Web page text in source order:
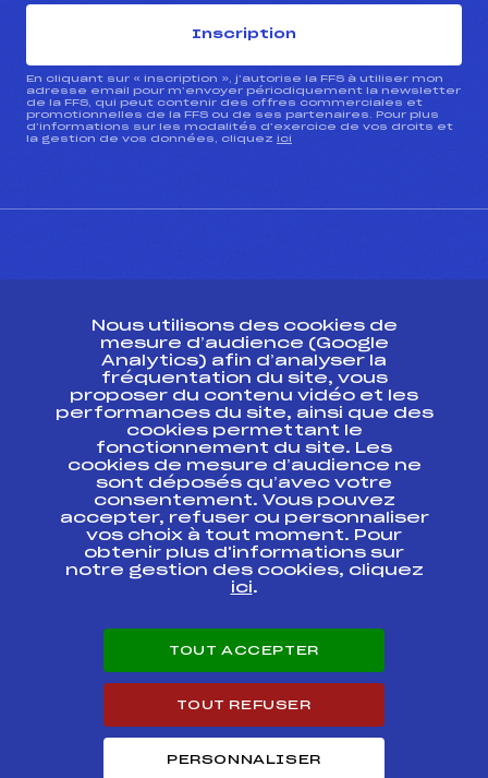
Inscription
En cliquant sur « inscription », j’autorise la FFS à utiliser mon
adresse email pour m’envoyer périodiquement la newsletter
de la FFS, qui peut contenir des offres commerciales et
promotionnelles de la FFS ou de ses partenaires. Pour plus
d’informations sur les modalités d’exercice de vos droits et
la gestion de vos données, cliquez ici
Ressources
Pass’Neige
Projet sportif fédéral
Projet de performance fédéral
Antidopage
Pôle Développement, Formation, Suivi
Scientifique
Listes ministérielles
Pôle vie de l’athlète
Enseignement professionnel
Carrières
Nous utilisons des cookies de
mesure d’audience (Google
Analytics) afin d’analyser la
fréquentation du site, vous
proposer du contenu vidéo et les
performances du site, ainsi que des
cookies permettant le
fonctionnement du site. Les
cookies de mesure d’audience ne
sont déposés qu’avec votre
consentement. Vous pouvez
accepter, refuser ou personnaliser
vos choix à tout moment. Pour
obtenir plus d'informations sur
notre gestion des cookies, cliquez
ici.
TOUT ACCEPTER
TOUT REFUSER
PERSONNALISER